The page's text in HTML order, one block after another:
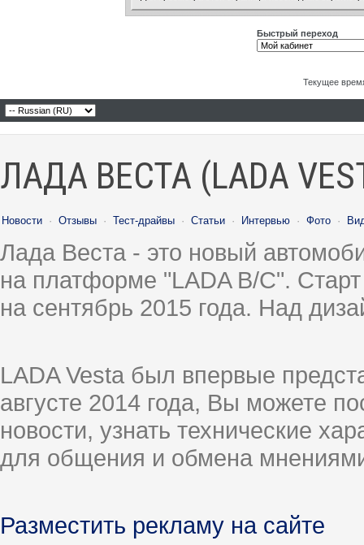
Быстрый переход
Текущее
ЛАДА ВЕСТА (LADA
Новости · Отзывы · Тест-драйвы · Статьи · Интервью · Фото ·
Лада Веста - это новый
на платформе "LADA B/C".
на сентябрь 2015 года. Над
LADA Vesta был впервые
августе 2014 года, Вы можете
новости, узнать технические
для общения и обмена
Разместить рекламу на сайте